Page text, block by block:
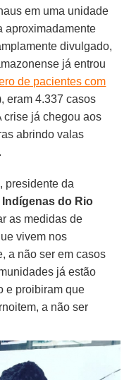
em uma unidade
aproximadamente
divulgado,
já entrou
de pacientes com
eram 4.337 casos
crise já chegou aos
abrindo valas
, presidente da
Indígenas do Rio
as medidas de
vivem nos
a não ser em casos
já estão
e proibiram que
a não ser